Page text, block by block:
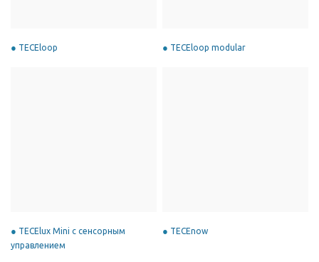
TECEloop TECEloop modular
TECElux Mini с сенсорным
управлением
TECEnow